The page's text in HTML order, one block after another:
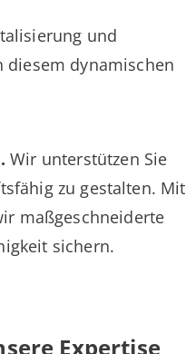
und
dynamischen
Wir unterstützen Sie
zu gestalten. Mit
maßgeschneiderte
sichern.
Expertise